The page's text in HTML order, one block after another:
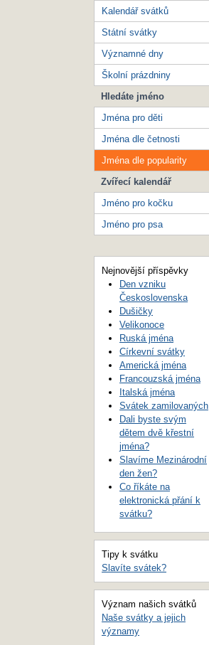
Kalendář svátků
Státní svátky
Významné dny
Školní prázdniny
Hledáte jméno
Jména pro děti
Jména dle četnosti
Jména dle popularity
Zvířecí kalendář
Jméno pro kočku
Jméno pro psa
Nejnovější příspěvky
Den vzniku
Československa
Dušičky
Velikonoce
Ruská jména
Církevní svátky
Americká jména
Francouzská jména
Italská jména
Svátek zamilovaných
Dali byste svým
dětem dvě křestní
jména?
Slavíme Mezinárodní
den žen?
Co říkáte na
elektronická přání k
svátku?
Tipy k svátku
Slavíte svátek?
Význam našich svátků
Naše svátky a jejich
významy